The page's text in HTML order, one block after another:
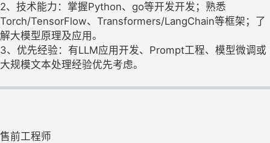
2、技术能力：掌握Python、go等开发开发；熟悉
Torch/TensorFlow、Transformers/LangChain等框架；了
解大模型原理及应用。
3、优先经验：有LLM应用开发、Prompt工程、模型微调或
大规模文本处理经验优先考虑。
售前工程师